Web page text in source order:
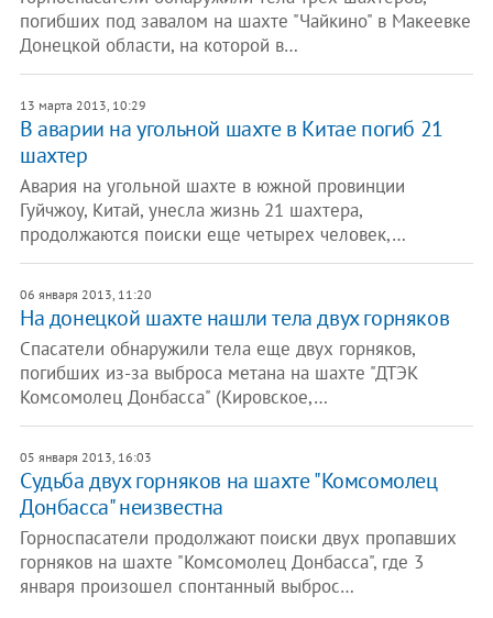
погибших под завалом на шахте "Чайкино" в Макеевке
Донецкой области, на которой в…
13 марта 2013, 10:29
​В аварии на угольной шахте в Китае погиб 21
шахтер
Авария на угольной шахте в южной провинции
Гуйчжоу, Китай, унесла жизнь 21 шахтера,
продолжаются поиски еще четырех человек,…
06 января 2013, 11:20
На донецкой шахте нашли тела двух горняков
Спасатели обнаружили тела еще двух горняков,
погибших из-за выброса метана на шахте "ДТЭК
Комсомолец Донбасса" (Кировское,…
05 января 2013, 16:03
Судьба двух горняков на шахте "Комсомолец
Донбасса" неизвестна
Горноспасатели продолжают поиски двух пропавших
горняков на шахте "Комсомолец Донбасса", где 3
января произошел спонтанный выброс…